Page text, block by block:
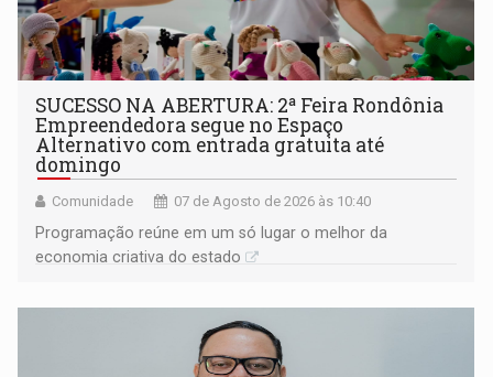
SUCESSO NA ABERTURA: 2ª Feira Rondônia
Empreendedora segue no Espaço
Alternativo com entrada gratuita até
domingo
Comunidade 07 de Agosto de 2026 às 10:40
Programação reúne em um só lugar o melhor da
economia criativa do estado